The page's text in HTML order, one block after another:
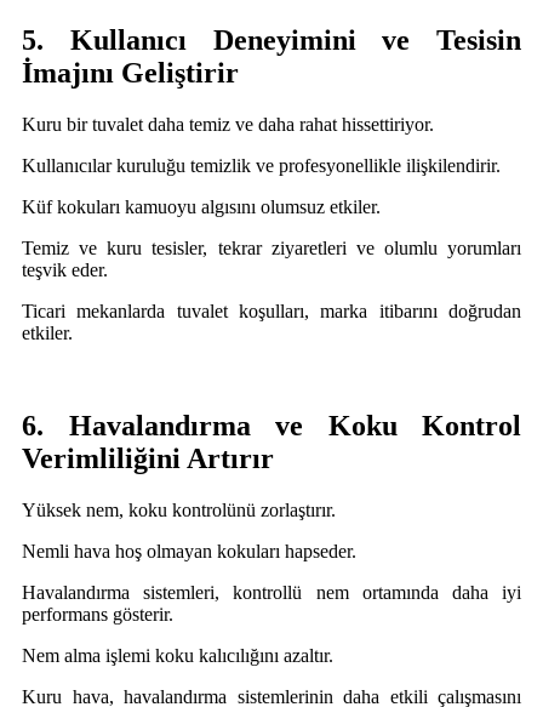
5. Kullanıcı Deneyimini ve Tesisin
İmajını Geliştirir
Kuru bir tuvalet daha temiz ve daha rahat hissettiriyor.
Kullanıcılar kuruluğu temizlik ve profesyonellikle ilişkilendirir.
Küf kokuları kamuoyu algısını olumsuz etkiler.
Temiz ve kuru tesisler, tekrar ziyaretleri ve olumlu yorumları
teşvik eder.
Ticari mekanlarda tuvalet koşulları, marka itibarını doğrudan
etkiler.
6. Havalandırma ve Koku Kontrol
Verimliliğini Artırır
Yüksek nem, koku kontrolünü zorlaştırır.
Nemli hava hoş olmayan kokuları hapseder.
Havalandırma sistemleri, kontrollü nem ortamında daha iyi
performans gösterir.
Nem alma işlemi koku kalıcılığını azaltır.
Kuru hava, havalandırma sistemlerinin daha etkili çalışmasını